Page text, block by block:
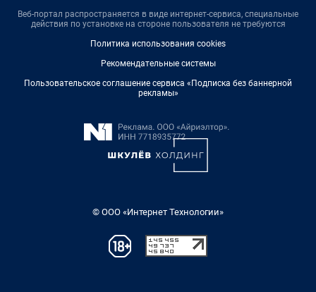
Веб-портал распространяется в виде интернет-сервиса, специальные
действия по установке на стороне пользователя не требуются
Политика использования cookies
Рекомендательные системы
Пользовательское соглашение сервиса «Подписка без баннерной
рекламы»
© ООО «Интернет Технологии»